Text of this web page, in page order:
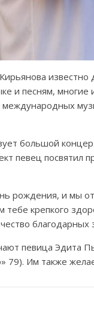
и песням, многие
международных
большой
певец
рождения, и мы
крепкого
благодарных
певица Эдита
79). Им также